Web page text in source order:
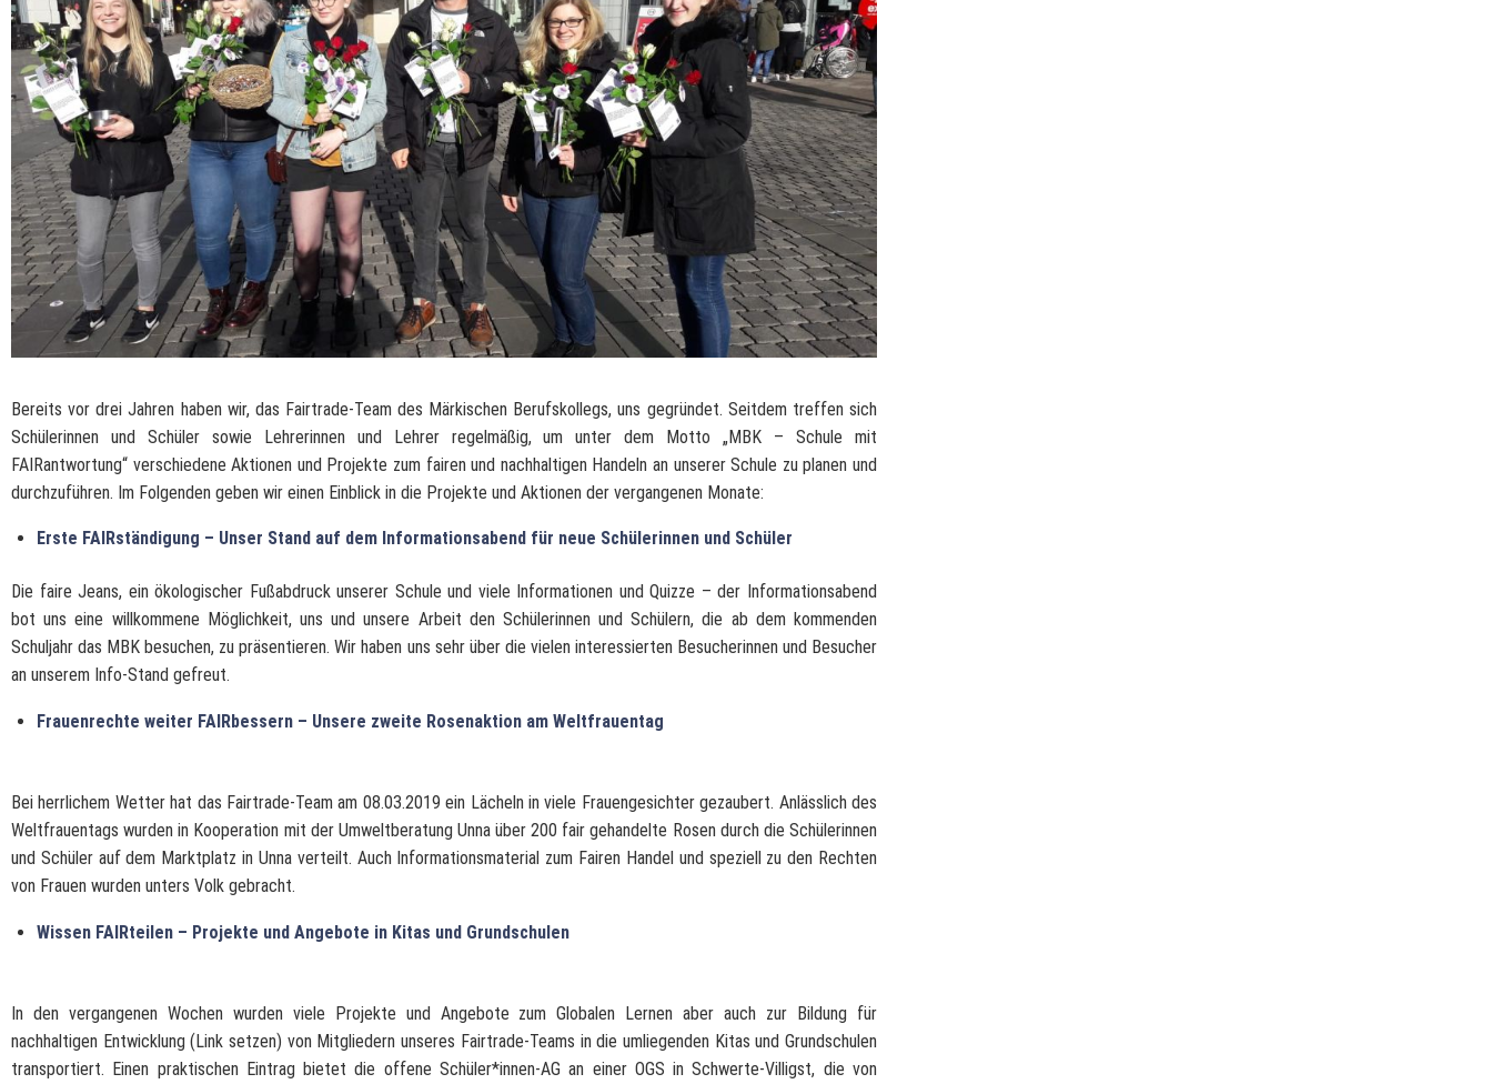
Bereits vor drei Jahren haben wir, das Fairtrade-Team des Märkischen Berufskollegs, uns gegründet. Seitdem treffen sich
Schülerinnen und Schüler sowie Lehrerinnen und Lehrer regelmäßig, um unter dem Motto „MBK – Schule mit
FAIRantwortung“ verschiedene Aktionen und Projekte zum fairen und nachhaltigen Handeln an unserer Schule zu planen und
durchzuführen. Im Folgenden geben wir einen Einblick in die Projekte und Aktionen der vergangenen Monate:
Erste FAIRständigung – Unser Stand auf dem Informationsabend für neue Schülerinnen und Schüler
Die faire Jeans, ein ökologischer Fußabdruck unserer Schule und viele Informationen und Quizze – der Informationsabend
bot uns eine willkommene Möglichkeit, uns und unsere Arbeit den Schülerinnen und Schülern, die ab dem kommenden
Schuljahr das MBK besuchen, zu präsentieren. Wir haben uns sehr über die vielen interessierten Besucherinnen und Besucher
an unserem Info-Stand gefreut.
Frauenrechte weiter FAIRbessern – Unsere zweite Rosenaktion am Weltfrauentag
Bei herrlichem Wetter hat das Fairtrade-Team am 08.03.2019 ein Lächeln in viele Frauengesichter gezaubert. Anlässlich des
Weltfrauentags wurden in Kooperation mit der Umweltberatung Unna über 200 fair gehandelte Rosen durch die Schülerinnen
und Schüler auf dem Marktplatz in Unna verteilt. Auch Informationsmaterial zum Fairen Handel und speziell zu den Rechten
von Frauen wurden unters Volk gebracht.
Wissen FAIRteilen – Projekte und Angebote in Kitas und Grundschulen
In den vergangenen Wochen wurden viele Projekte und Angebote zum Globalen Lernen aber auch zur Bildung für
nachhaltigen Entwicklung (Link setzen) von Mitgliedern unseres Fairtrade-Teams in die umliegenden Kitas und Grundschulen
transportiert. Einen praktischen Eintrag bietet die offene Schüler*innen-AG an einer OGS in Schwerte-Villigst, die von